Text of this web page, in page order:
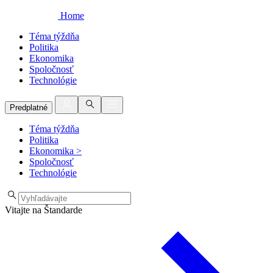
Home
Téma týždňa
Politika
Ekonomika
Spoločnosť
Technológie
Predplatné
Téma týždňa
Politika
Ekonomika >
Spoločnosť
Technológie
Vitajte na Štandarde